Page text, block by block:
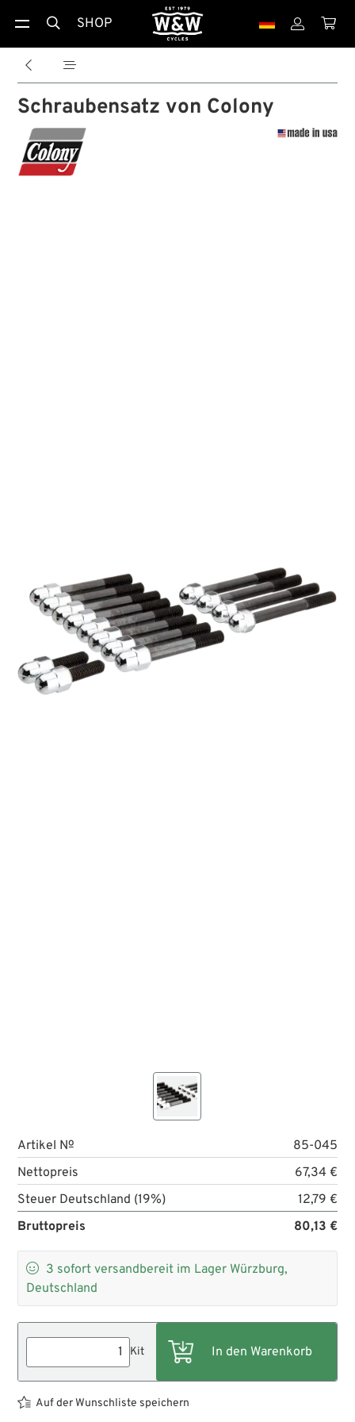
 SHOP  
 
Schraubensatz von Colony
Artikel №
85-045
Nettopreis
67,34 €
Steuer Deutschland (19%)
12,79 €
Bruttopreis
80,13 €
 3 sofort versandbereit im Lager Würzburg,
Deutschland
Kit
Auf der Wunschliste speichern